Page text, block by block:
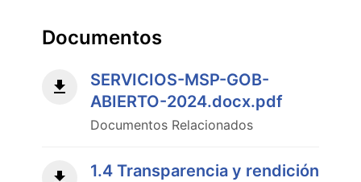
Documentos
SERVICIOS-MSP-GOB-
ABIERTO-2024.docx.pdf
Documentos Relacionados
1.4 Transparencia y rendición